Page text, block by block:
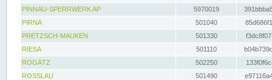
PINNAU-SPERRWERK AP
5970019
PIRNA
501040
PRETZSCH-MAUKEN
501330
RIESA
501110
ROGÄTZ
502250
ROSSLAU
501490